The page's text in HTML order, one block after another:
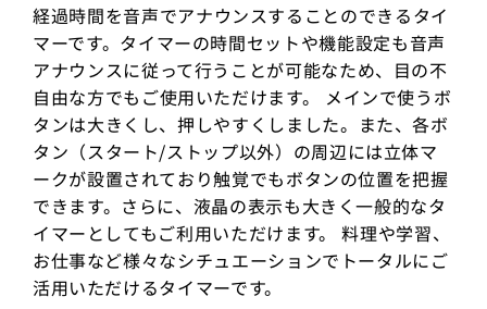
経過時間を音声でアナウンスすることのできるタイ
マーです。タイマーの時間セットや機能設定も音声
アナウンスに従って行うことが可能なため、目の不
自由な方でもご使用いただけます。 メインで使うボ
タンは大きくし、押しやすくしました。また、各ボ
タン（スタート/ストップ以外）の周辺には立体マ
ークが設置されており触覚でもボタンの位置を把握
できます。さらに、液晶の表示も大きく一般的なタ
イマーとしてもご利用いただけます。 料理や学習、
お仕事など様々なシチュエーションでトータルにご
活用いただけるタイマーです。